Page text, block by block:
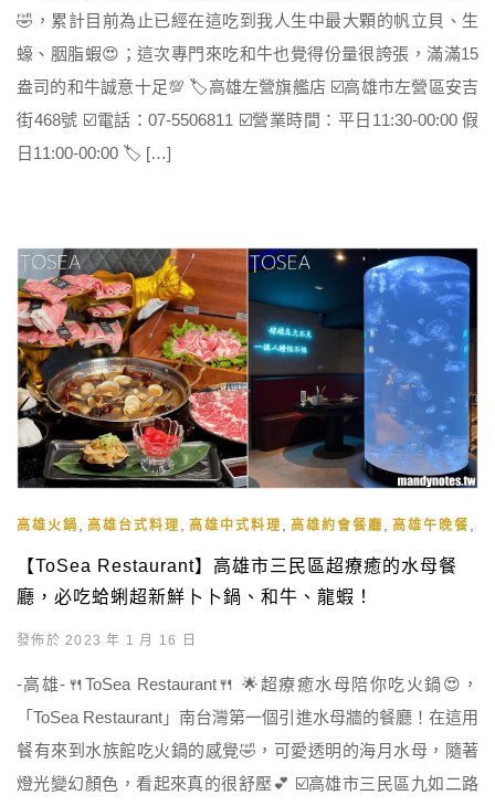
🤣，累計目前為止已經在這吃到我人生中最大顆的帆立貝、生
蠔、胭脂蝦😍；這次專門來吃和牛也覺得份量很誇張，滿滿15
盎司的和牛誠意十足💯 🏷高雄左營旗艦店 ☑️高雄市左營區安吉
街468號 ☑️電話：07-5506811 ☑️營業時間：平日11:30-00:00 假
日11:00-00:00 🏷 […]
高雄火鍋 , 高雄台式料理 , 高雄中式料理 , 高雄約會餐廳 , 高雄午晚餐 ,
【ToSea Restaurant】高雄市三民區超療癒的水母餐
廳，必吃蛤蜊超新鮮卜卜鍋、和牛、龍蝦！
發佈於 2023 年 1 月 16 日
-高雄-🍴ToSea Restaurant🍴 🌟超療癒水母陪你吃火鍋😍，
「ToSea Restaurant」南台灣第一個引進水母牆的餐廳！在這用
餐有來到水族館吃火鍋的感覺🤣，可愛透明的海月水母，隨著
燈光變幻顏色，看起來真的很舒壓💕 ☑️高雄市三民區九如二路